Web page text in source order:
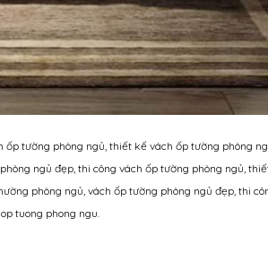
tường phòng ngủ, thiết kế vách ốp tường phòng
ngủ đẹp, thi công vách ốp tường phòng ngủ,
phòng ngủ, vách ốp tường phòng ngủ đẹp, thi
tuong phong ngu.